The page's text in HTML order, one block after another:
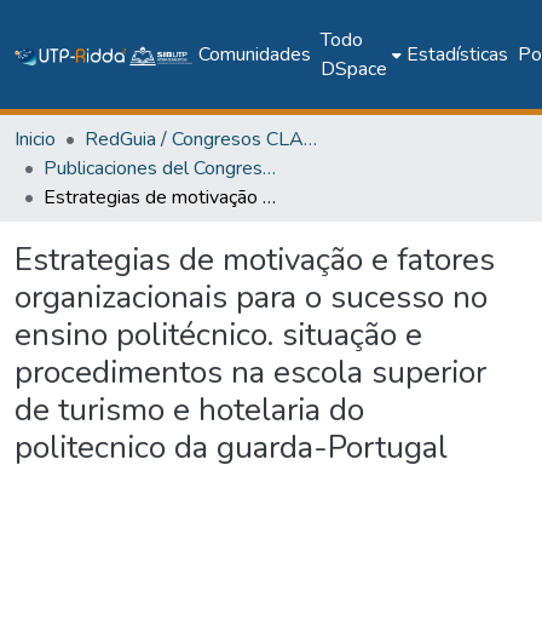
Comunidades
Todo
DSpace
Estadísticas
Inicio
RedGuia / Congresos CLABES
Publicaciones del Congreso Internacional CLABES
Estrategias de motivação e fatores organizacionais para o sucesso no ensino politécnico. situação e procedimentos na escola superior de turismo e hotelaria do politecnico da guarda-Portugal
Estrategias de motivação e fatores
organizacionais para o sucesso no
ensino politécnico. situação e
procedimentos na escola superior
de turismo e hotelaria do
politecnico da guarda-Portugal